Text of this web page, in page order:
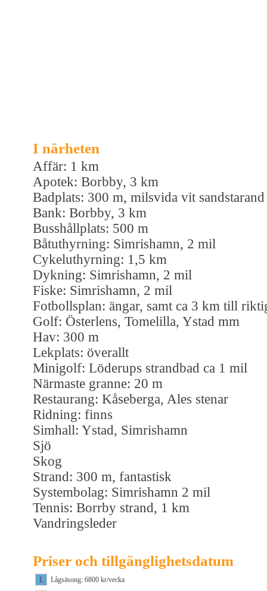
I närheten
Affär: 1 km
Apotek: Borbby, 3 km
Badplats: 300 m, milsvida vit sandstarand
Bank: Borbby, 3 km
Busshållplats: 500 m
Båtuthyrning: Simrishamn, 2 mil
Cykeluthyrning: 1,5 km
Dykning: Simrishamn, 2 mil
Fiske: Simrishamn, 2 mil
Fotbollsplan: ängar, samt ca 3 km till
Golf: Österlens, Tomelilla, Ystad mm
Hav: 300 m
Lekplats: överallt
Minigolf: Löderups strandbad ca 1 mil
Närmaste granne: 20 m
Restaurang: Kåseberga, Ales stenar
Ridning: finns
Simhall: Ystad, Simrishamn
Sjö
Skog
Strand: 300 m, fantastisk
Systembolag: Simrishamn 2 mil
Tennis: Borrby strand, 1 km
Vandringsleder
Priser och tillgänglighetsdatum
L
Lågsäsong: 6800 kr/vecka